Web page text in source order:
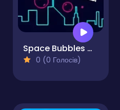
Space Bubbles Must Die!
0 (0 Голосів)